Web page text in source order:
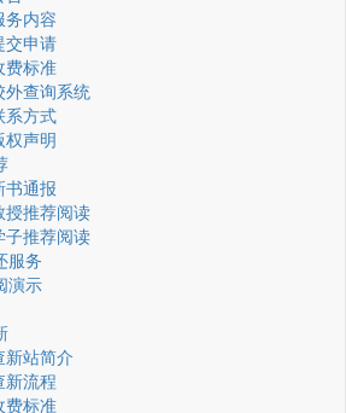
务内容
交申请
费标准
外查询系统
系方式
权声明
书通报
授推荐阅读
子推荐阅读
服务
演示
新站简介
新流程
费标准